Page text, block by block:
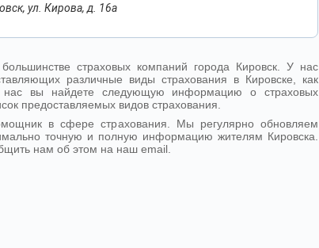
ул. Кирова, д. 16а
страховых компаний города Кировск. У нас
различные виды страхования в Кировске, как
нас вы найдете следующую информацию о страховых
предоставляемых видов страхования.
в сфере страхования. Мы регулярно обновляем
точную и полную информацию жителям Кировска.
нам об этом на наш email.